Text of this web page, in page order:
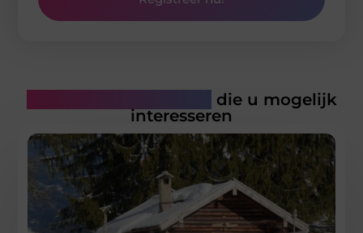
die u mogelijk
interesseren